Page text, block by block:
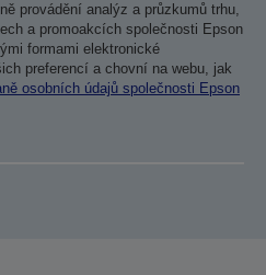
provádění analýz a průzkumů trhu,
a promoakcích společnosti Epson
formami elektronické
preferencí a chovní na webu, jak
osobních údajů společnosti Epson